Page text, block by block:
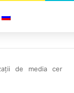
de media cer